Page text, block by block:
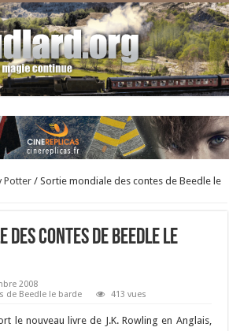
Potter / Sortie mondiale des contes de Beedle le
des contes de Beedle le
2008
de Beedle le barde 413 vues
le nouveau livre de J.K. Rowling en Anglais,